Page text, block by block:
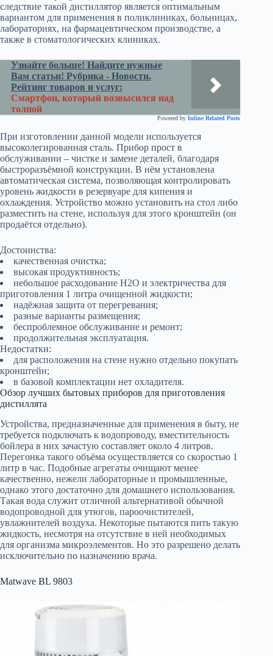
следствие такой дистиллятор является оптимальным
вариантом для применения в поликлиниках, больницах,
лабораториях, на фармацевтическом производстве, а
также в стоматологических клиниках.
Узнайте больше! Найдите нужные
Вам статьи! Рубрика - Новости.
Рейтинг товаров и услуг:
Смартфон, который возвысился над
толпой
Powered by Inline Related Posts
При изготовлении данной модели используется
высоколегированная сталь. Прибор прост в
обслуживании – чистке и замене деталей, благодаря
быстроразъёмной конструкции. В нём установлена
автоматическая система, позволяющая контролировать
уровень жидкости в резервуаре для кипения и
охлаждения. Устройство можно установить на стол либо
разместить на стене, используя для этого кронштейн (он
продаётся отдельно).
Достоинства:
качественная очистка;
высокая продуктивность;
небольшое расходование H2O и электричества для
приготовления 1 литра очищенной жидкости;
надёжная защита от перегревания;
разные варианты размещения;
беспроблемное обслуживание и ремонт;
продолжительная эксплуатация.
Недостатки:
для расположения на стене нужно отдельно покупать
кронштейн;
в базовой комплектации нет охладителя.
Обзор лучших бытовых приборов для приготовления
дистиллята
Устройства, предназначенные для применения в быту, не
требуется подключать к водопроводу, вместительность
бойлера в них зачастую составляет около 4 литров.
Перегонка такого объёма осуществляется со скоростью 1
литр в час. Подобные агрегаты очищают менее
качественно, нежели лабораторные и промышленные,
однако этого достаточно для домашнего использования.
Такая вода служит отличной альтернативой обычной
водопроводной для утюгов, пароочистителей,
увлажнителей воздуха. Некоторые пытаются пить такую
жидкость, несмотря на отсутствие в ней необходимых
для организма микроэлементов. Но это разрешено делать
исключительно по назначению врача.
Matwave BL 9803